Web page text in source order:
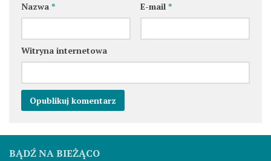
Nazwa * E-mail *
Witryna internetowa
BĄDŹ NA BIEŻĄCO